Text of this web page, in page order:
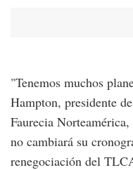
"Tenemos muchos
Hampton, presidente
Faurecia
no cambiará su
renegociación del